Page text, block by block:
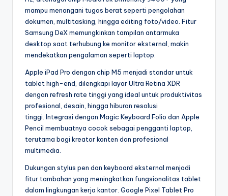
mampu menangani tugas berat seperti pengolahan
dokumen, multitasking, hingga editing foto/video. Fitur
Samsung DeX memungkinkan tampilan antarmuka
desktop saat terhubung ke monitor eksternal, makin
mendekatkan pengalaman seperti laptop.
Apple iPad Pro dengan chip M5 menjadi standar untuk
tablet high-end, dilengkapi layar Ultra Retina XDR
dengan refresh rate tinggi yang ideal untuk produktivitas
profesional, desain, hingga hiburan resolusi
tinggi. Integrasi dengan Magic Keyboard Folio dan Apple
Pencil membuatnya cocok sebagai pengganti laptop,
terutama bagi kreator konten dan profesional
multimedia.
Dukungan stylus pen dan keyboard eksternal menjadi
fitur tambahan yang meningkatkan fungsionalitas tablet
dalam lingkungan kerja kantor. Google Pixel Tablet Pro